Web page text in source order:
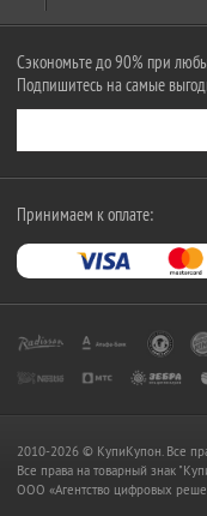
Сэкономьте до 90% при
Подпишитесь на самые
Принимаем к оплате:
2010-2026 © КупиКупон. Все
Все права на товарный знак
OOO «Агентство цифровых